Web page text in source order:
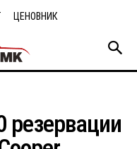
ЦЕНОВНИК
резервации